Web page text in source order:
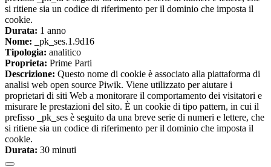
si ritiene sia un codice di riferimento per il dominio che imposta il
cookie.
Durata: 1 anno
Nome: _pk_ses.1.9d16
Tipologia: analitico
Proprieta: Prime Parti
Descrizione: Questo nome di cookie è associato alla piattaforma di
analisi web open source Piwik. Viene utilizzato per aiutare i
proprietari di siti Web a monitorare il comportamento dei visitatori e
misurare le prestazioni del sito. È un cookie di tipo pattern, in cui il
prefisso _pk_ses è seguito da una breve serie di numeri e lettere, che
si ritiene sia un codice di riferimento per il dominio che imposta il
cookie.
Durata: 30 minuti